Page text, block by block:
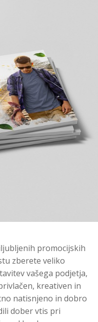
promocijskih
zberete veliko
vašega podjetja,
kreativen in
natisnjeno in dobro
dober vtis pri